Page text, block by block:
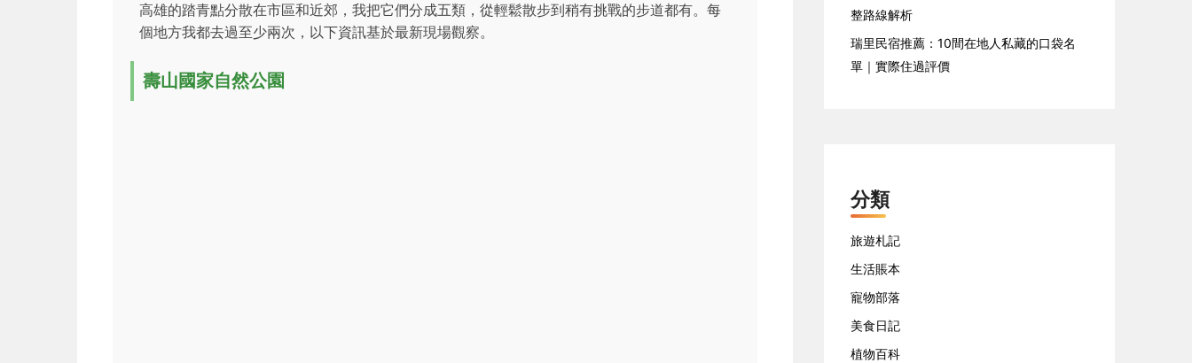
高雄的踏青點分散在市區和近郊，我把它們分成五類，從輕鬆散步到稍有挑戰的步道都有。每
個地方我都去過至少兩次，以下資訊基於最新現場觀察。
壽山國家自然公園
整路線解析
瑞里民宿推薦：10間在地人私藏的口袋名
單｜實際住過評價
分類
旅遊札記
生活賬本
寵物部落
美食日記
植物百科